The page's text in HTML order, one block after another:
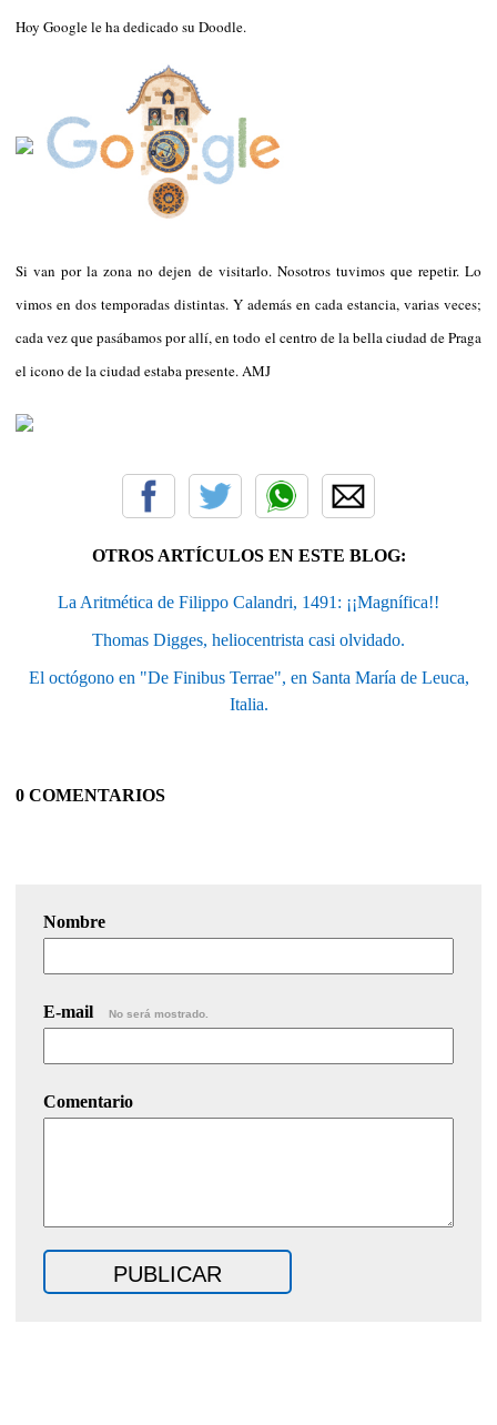
Hoy Google le ha dedicado su Doodle.
Si van por la zona no dejen de visitarlo. Nosotros tuvimos que repetir. Lo
vimos en dos temporadas distintas. Y además en cada estancia, varias veces;
cada vez que pasábamos por allí, en todo el centro de la bella ciudad de Praga
el icono de la ciudad estaba presente. AMJ
OTROS ARTÍCULOS EN ESTE BLOG:
La Aritmética de Filippo Calandri, 1491: ¡¡Magnífica!!
Thomas Digges, heliocentrista casi olvidado.
El octógono en "De Finibus Terrae", en Santa María de Leuca,
Italia.
0 COMENTARIOS
Nombre
E-mail No será mostrado.
Comentario